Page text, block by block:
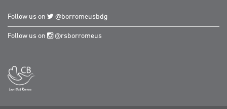
Follow us on @borromeusbdg
Follow us on @rsborromeus